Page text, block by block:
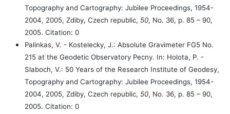
Topography and Cartography: Jubilee Proceedings, 1954-
2004, 2005, Zdiby, Czech republic, 50, No. 36, p. 85 – 90,
2005. Citation: 0
Palinkas, V. - Kostelecky, J.: Absolute Gravimeter FG5 No.
215 at the Geodetic Observatory Pecny. In: Holota, P. -
Slaboch, V.: 50 Years of the Research Institute of Geodesy,
Topography and Cartography: Jubilee Proceedings, 1954-
2004, 2005, Zdiby, Czech republic, 50, No. 36, p. 85 – 90,
2005. Citation: 0